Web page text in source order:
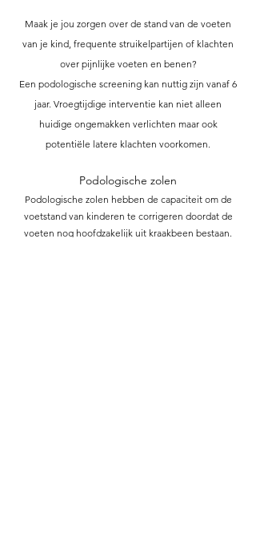
Maak je jou zorgen over de stand van de voeten
van je kind, frequente struikelpartijen of klachten
over pijnlijke voeten en benen?
Een podologische screening kan nuttig zijn vanaf 6
jaar. Vroegtijdige interventie kan niet alleen
huidige ongemakken verlichten maar ook
potentiële latere klachten voorkomen.
Podologische zolen
Podologische zolen hebben de capaciteit om de
voetstand van kinderen te corrigeren doordat de
voeten nog hoofdzakelijk uit kraakbeen bestaan.